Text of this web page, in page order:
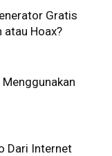
Gratis
atau Hoax?
Dari Internet